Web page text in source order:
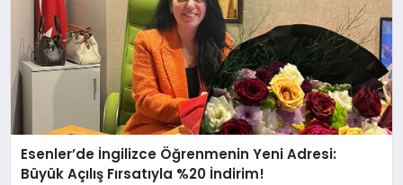
Esenler’de İngilizce Öğrenmenin Yeni Adresi:
Büyük Açılış Fırsatıyla %20 İndirim!